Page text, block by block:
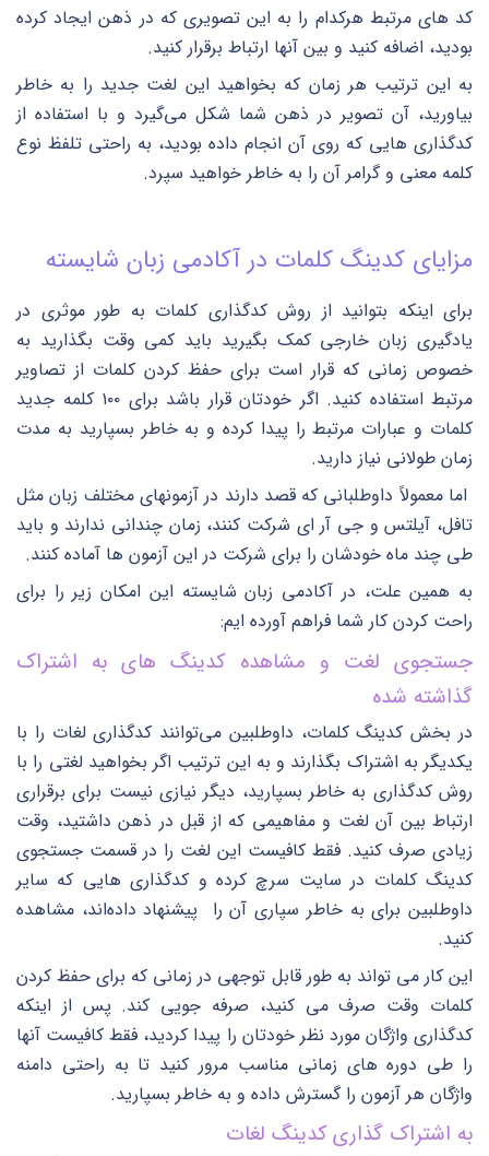
کد های مرتبط هرکدام را به این تصویری که در ذهن ایجاد کرده
بودید، اضافه کنید و بین آنها ارتباط برقرار کنید.
به این ترتیب هر زمان که بخواهید این لغت جدید را به خاطر
بیاورید، آن تصویر در ذهن شما شکل می‌گیرد و با استفاده از
کدگذاری هایی که روی آن انجام داده بودید، به راحتی تلفظ نوع
کلمه معنی و گرامر آن را به خاطر خواهید سپرد.
مزایای کدینگ کلمات در آکادمی زبان شایسته
برای اینکه بتوانید از روش کدگذاری کلمات به طور موثری در
یادگیری زبان خارجی کمک بگیرید باید کمی وقت بگذارید به
خصوص زمانی که قرار است برای حفظ کردن کلمات از تصاویر
مرتبط استفاده کنید. اگر خودتان قرار باشد برای ۱۰۰ کلمه جدید
کلمات و عبارات مرتبط را پیدا کرده و به خاطر بسپارید به مدت
زمان طولانی نیاز دارید.
اما معمولاً داوطلبانی که قصد دارند در آزمونهای مختلف زبان مثل
تافل، آیلتس و جی آر ای شرکت کنند، زمان چندانی ندارند و باید
طی چند ماه خودشان را برای شرکت در این آزمون ها آماده کنند.
به همین علت، در آکادمی زبان شایسته این امکان زیر را برای
راحت کردن کار شما فراهم آورده ایم:
جستجوی لغت و مشاهده کدینگ های به اشتراک
گذاشته شده
در بخش کدینگ کلمات، داوطلبین می‌توانند کدگذاری لغات را با
یکدیگر به اشتراک بگذارند و به این ترتیب اگر بخواهید لغتی را با
روش کدگذاری به خاطر بسپارید، دیگر نیازی نیست برای برقراری
ارتباط بین آن لغت و مفاهیمی که از قبل در ذهن داشتید، وقت
زیادی صرف کنید. فقط کافیست این لغت را در قسمت جستجوی
کدینگ کلمات در سایت سرچ کرده و کدگذاری هایی که سایر
داوطلبین برای به خاطر سپاری آن را پیشنهاد داده‌اند، مشاهده
کنید.
این کار می تواند به طور قابل توجهی در زمانی که برای حفظ کردن
کلمات وقت صرف می کنید، صرفه جویی کند. پس از اینکه
کدگذاری واژگان مورد نظر خودتان را پیدا کردید، فقط کافیست آنها
را طی دوره های زمانی مناسب مرور کنید تا به راحتی دامنه
واژگان هر آزمون را گسترش داده و به خاطر بسپارید.
به اشتراک گذاری کدینگ لغات